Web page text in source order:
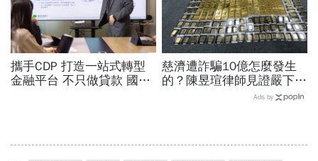
攜手CDP 打造一站式轉型
金融平台 不只做貸款 國泰
慈濟遭詐騙10億怎麼發生
的？陳昱瑄律師見證嚴下跪
博信任！豪宅藏158公斤黃
Ads by